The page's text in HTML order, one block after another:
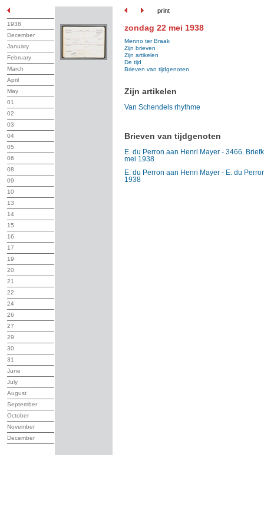
print
1938
December
January
February
March
April
May
01
02
03
04
05
06
08
09
10
13
14
15
16
17
19
20
21
22
24
26
27
29
30
31
June
July
August
September
October
November
December
zondag 22 mei 1938
Menno ter Braak
Zijn brieven
Zijn artikelen
De tijd
Brieven van tijdgenoten
Zijn artikelen
Van Schendels rhythme
Brieven van tijdgenoten
E. du Perron aan Henri Mayer - 3466.
mei 1938
E. du Perron aan Henri Mayer - E. du
1938